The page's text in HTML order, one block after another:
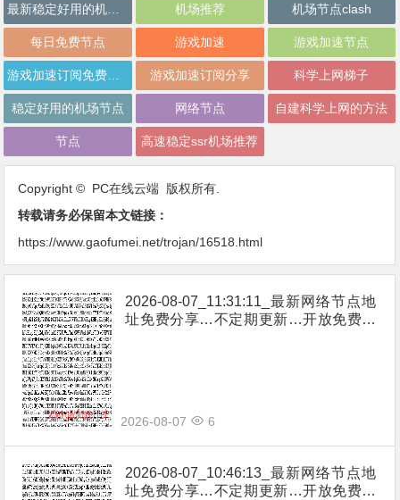
机场推荐 机场节点clash
每日免费节点 游戏加速 游戏加速节点
游戏加速订阅分享 科学上网梯子
稳定好用的机场节点 网络节点 自建科学上网的方法
节点 高速稳定ssr机场推荐
Copyright © PC在线云端 版权所有.
转载请务必保留本文链接：
https://www.gaofumei.net/trojan/16518.html
2026-08-07_11:31:11_最新网络节点地
址免费分享…不定期更新…开放免费分
2026-08-07 6
2026-08-07_10:46:13_最新网络节点地
址免费分享…不定期更新…开放免费分